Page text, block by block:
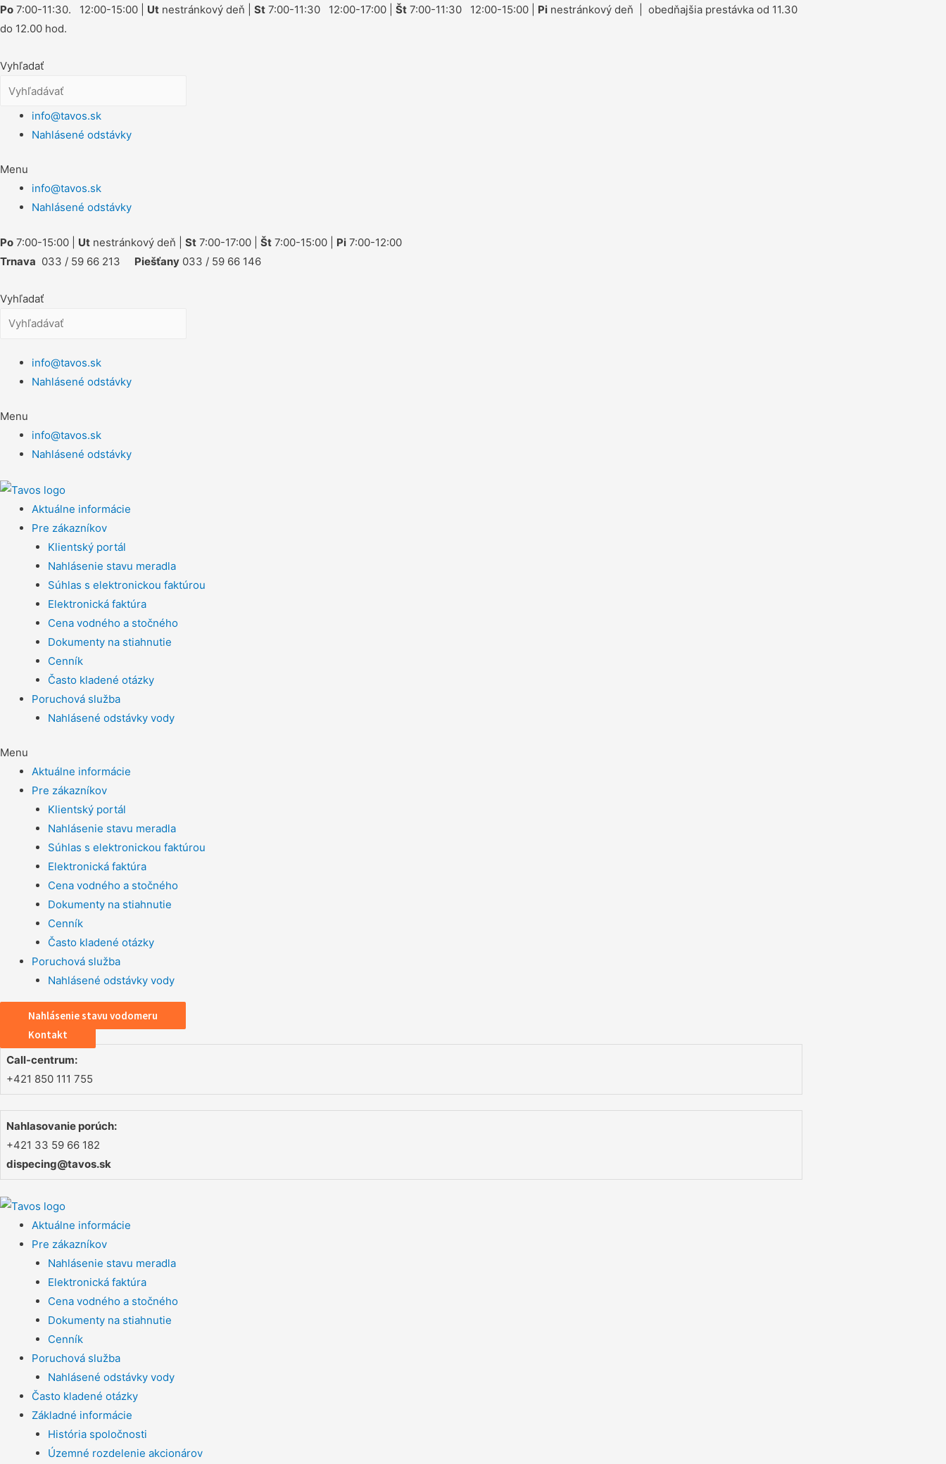
Po 7:00-11:30. 12:00-15:00 | Ut nestránkový deň | St 7:00-11:30 12:00-17:00 | Št 7:00-11:30 12:00-15:00 | Pi nestránkový deň | obedňajšia prestávka od 11.30
do 12.00 hod.
Vyhľadať
info@tavos.sk
Nahlásené odstávky
Menu
info@tavos.sk
Nahlásené odstávky
Po 7:00-15:00 | Ut nestránkový deň | St 7:00-17:00 | Št 7:00-15:00 | Pi 7:00-12:00
Trnava 033 / 59 66 213 Piešťany 033 / 59 66 146
Vyhľadať
info@tavos.sk
Nahlásené odstávky
Menu
info@tavos.sk
Nahlásené odstávky
Aktuálne informácie
Pre zákazníkov
Klientský portál
Nahlásenie stavu meradla
Súhlas s elektronickou faktúrou
Elektronická faktúra
Cena vodného a stočného
Dokumenty na stiahnutie
Cenník
Často kladené otázky
Poruchová služba
Nahlásené odstávky vody
Menu
Aktuálne informácie
Pre zákazníkov
Klientský portál
Nahlásenie stavu meradla
Súhlas s elektronickou faktúrou
Elektronická faktúra
Cena vodného a stočného
Dokumenty na stiahnutie
Cenník
Často kladené otázky
Poruchová služba
Nahlásené odstávky vody
Nahlásenie stavu vodomeru
Kontakt
Call-centrum:
+421 850 111 755
Nahlasovanie porúch:
+421 33 59 66 182
dispecing@tavos.sk
Aktuálne informácie
Pre zákazníkov
Nahlásenie stavu meradla
Elektronická faktúra
Cena vodného a stočného
Dokumenty na stiahnutie
Cenník
Poruchová služba
Nahlásené odstávky vody
Často kladené otázky
Základné informácie
História spoločnosti
Územné rozdelenie akcionárov